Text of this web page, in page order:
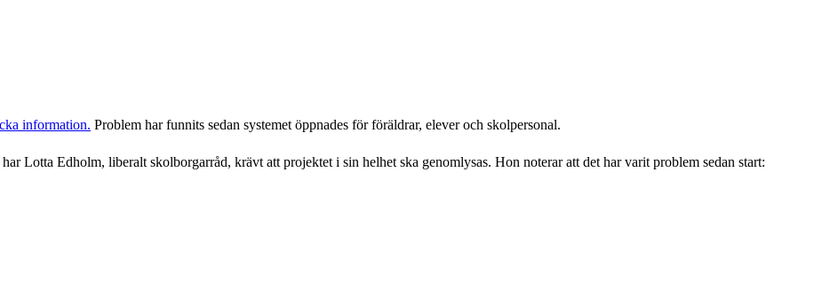
information. Problem har funnits sedan systemet öppnades för föräldrar, elever och skolpersonal.
Lotta Edholm, liberalt skolborgarråd, krävt att projektet i sin helhet ska genomlysas. Hon noterar att det har varit problem sedan start: